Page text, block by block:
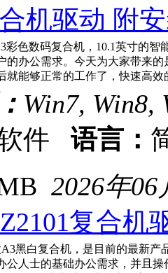
机驱动 附
彩色数码复合机，10.1英寸的
的办公需求。今天为大家带来
就能够正常的工作了，快速高
Win7, Win8,
件 语言：
2026年06
复合机
黑白复合机，是目前的最新
公人士的基础办公需求，并且